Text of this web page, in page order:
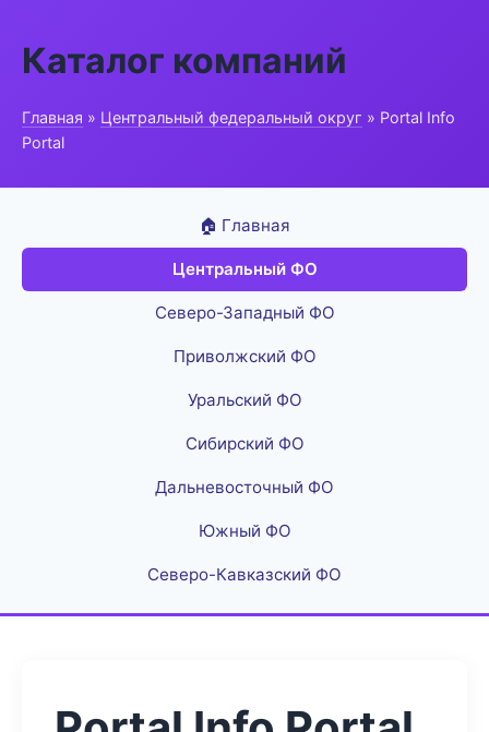
Каталог компаний
Главная » Центральный федеральный округ » Portal Info
Portal
🏠 Главная
Центральный ФО
Северо-Западный ФО
Приволжский ФО
Уральский ФО
Сибирский ФО
Дальневосточный ФО
Южный ФО
Северо-Кавказский ФО